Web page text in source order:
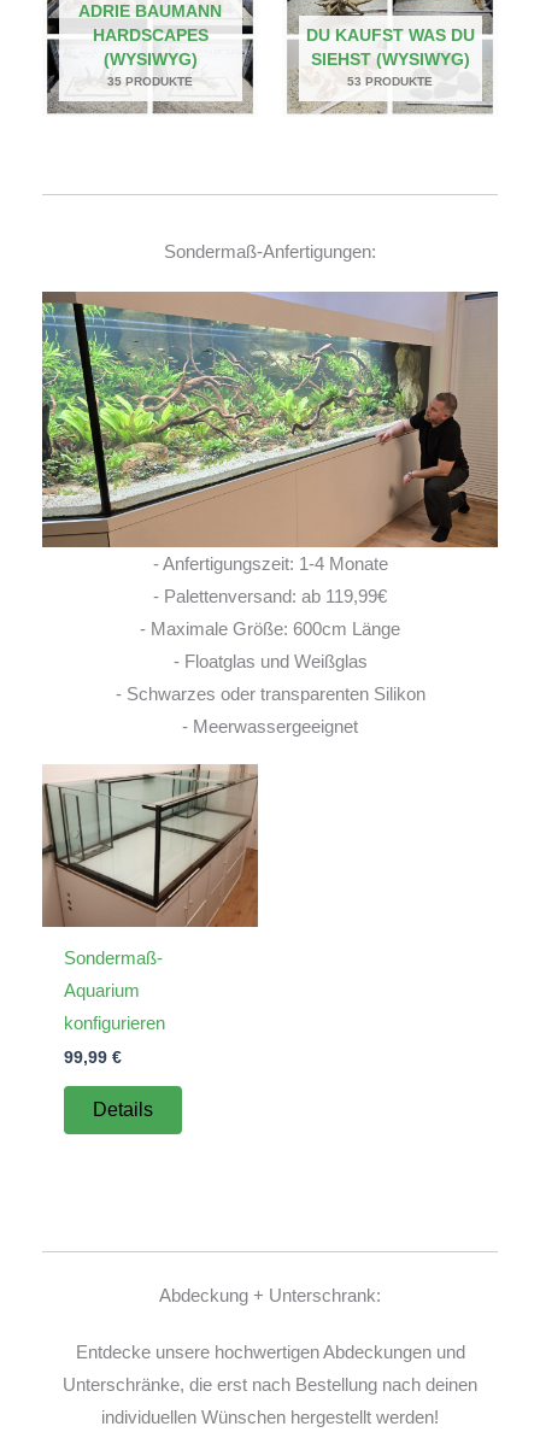
ADRIE BAUMANN
HARDSCAPES
(WYSIWYG)
35 PRODUKTE
DU KAUFST WAS DU
SIEHST (WYSIWYG)
53 PRODUKTE
Sondermaß-Anfertigungen:
- Anfertigungszeit: 1-4 Monate
- Palettenversand: ab 119,99€
- Maximale Größe: 600cm Länge
- Floatglas und Weißglas
- Schwarzes oder transparenten Silikon
- Meerwassergeeignet
Sondermaß-
Aquarium
konfigurieren
99,99 €
Details
Abdeckung + Unterschrank:
Entdecke unsere hochwertigen Abdeckungen und
Unterschränke, die erst nach Bestellung nach deinen
individuellen Wünschen hergestellt werden!